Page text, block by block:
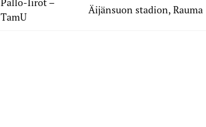
Pallo-Iirot –
TamU
Äijänsuon stadion, Rauma